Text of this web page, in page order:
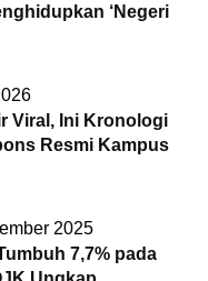
‘Negeri
Viral, Ini Kronologi
Resmi Kampus
2025
7,7% pada